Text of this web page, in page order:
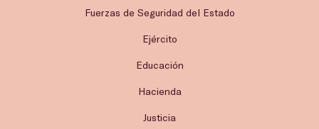
Fuerzas de Seguridad del Estado
Ejército
Educación
Hacienda
Justicia